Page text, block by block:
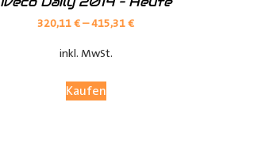
320,11€–415,31€
inkl. MwSt.
Kaufen